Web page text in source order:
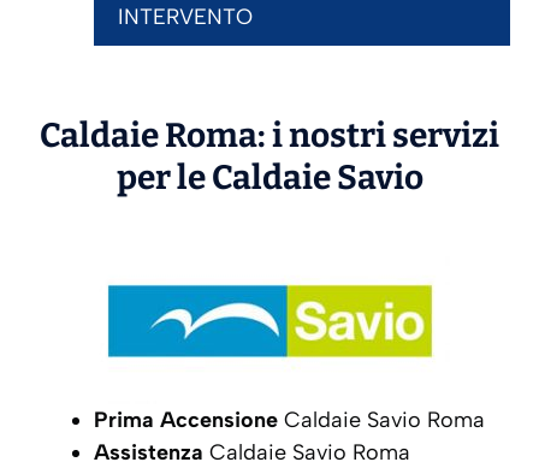
INTERVENTO
Caldaie Roma: i nostri servizi
per le CaldaieSavio
Prima Accensione Caldaie Savio Roma
Assistenza Caldaie Savio Roma